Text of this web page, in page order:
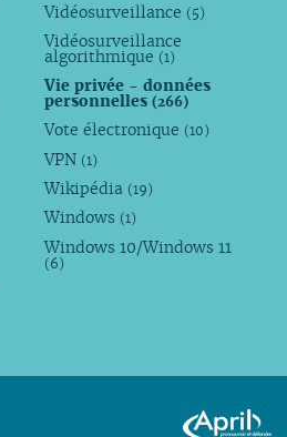
Vidéosurveillance (5)
Vidéosurveillance
algorithmique (1)
Vie privée - données
personnelles(266)
Vote électronique (10)
VPN (1)
Wikipédia (19)
Windows (1)
Windows 10/Windows 11
(6)